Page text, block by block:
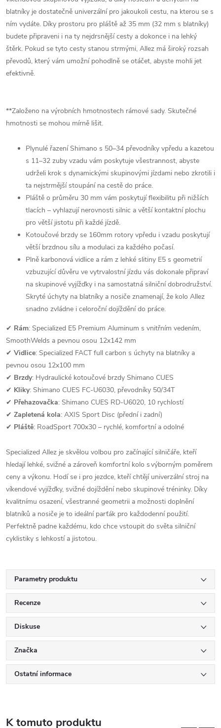
blatníky je dostatečně univerzální pro jakoukoli cestu, na kterou se s
ním vydáte. Díky prostoru pro pláště až 35 mm (32 mm s blatníky)
budete připraveni i na ty nejdrsnější cesty a dokonce i na lehký
štěrk. Pokud se tyto cesty stanou strmými, Allez má široký rozsah
převodů, který vám umožní pohodlně se otáčet, abyste mohli jet
efektivně.
**Založeno na výrobních hmotnostech rámové sady. Skutečné
hmotnosti se mohou mírně lišit.
Plynulé řazení Shimano s 50–34 převodníky vpředu a kazetou
s 11–32 zuby vzadu vám poskytuje všestrannost, abyste
udrželi krok s dynamickými skupinovými jízdami nebo zkrotili i
ta nejstrmější stoupání na cestě do práce.
Pláště o průměru 30 mm vám poskytují flexibilitu při nižších
tlacích – vyhlazují nerovnosti silnic a větší kontaktní plochu
pro větší jistotu při každé jízdě.
Kotoučové brzdy se 160mm rotory vpředu i vzadu poskytují
větší brzdnou sílu a modulaci za každého počasí.
Plně karbonová vidlice a rám z lehké slitiny E5 s geometrií
vzbuzující důvěru ve vytrvalostní jízdu vás dokonale připraví
na skupinové vyjížďky i na samostatná silniční dobrodružství.
Skryté úchyty na blatníky a nosiče znamenají, že kolo Allez
snadno zvládne i celoroční dojíždění do práce.
✔ Rám: Specialized E5 Premium Aluminum s vnitřním vedením,
SmoothWelds a pevnou osou 12x142 mm
✔ Vidlice: Specialized FACT full carbon s úchyty na blatníky a
pevnou osou 12x100 mm
✔ Brzdy: Hydraulické kotoučové brzdy Shimano CUES
✔ Kliky: Shimano CUES FC-U6030, převodníky 50/34T
✔ Přehazovačka: Shimano CUES RD-U6020, 10 rychlostí
✔ Zapletená kola: AXIS Sport Disc (přední i zadní)
✔ Pláště: RoadSport 700x30 – rychlé, komfortní a odolné
Specialized Allez je skvělou volbou pro začínající silničáře, kteří
hledají lehké, svižné a zároveň komfortní kolo s výborným poměrem
ceny a výkonu. Hodí se i pro jezdce, kteří chtějí univerzální stroj na
víkendové vyjížďky, svižné dojíždění nebo skupinové tréninky. Díky
kvalitnímu osazení, všestranné geometrii a možnosti doplnění
blatníků a nosiče je to ideální parťák pro každodenní použití.
Perfektně padne každému, kdo chce vstoupit do světa silniční
cyklistiky s lehkostí a jistotou.
Parametry produktu
Recenze
Diskuse
Značka
Ostatní informace
K tomuto produktu